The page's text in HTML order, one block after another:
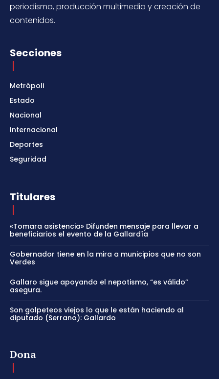
periodismo, producción multimedia y creación de
contenidos.
Secciones
Metrópoli
Estado
Nacional
Internacional
Deportes
Seguridad
Titulares
«Tomara asistencia» Difunden mensaje para llevar a
beneficiarios el evento de la Gallardía
Gobernador tiene en la mira a municipios que no son
Verdes
Gallaro sigue apoyando el nepotismo, “es válido”
asegura.
Son golpeteos viejos lo que le están haciendo al
diputado (Serrano): Gallardo
Dona